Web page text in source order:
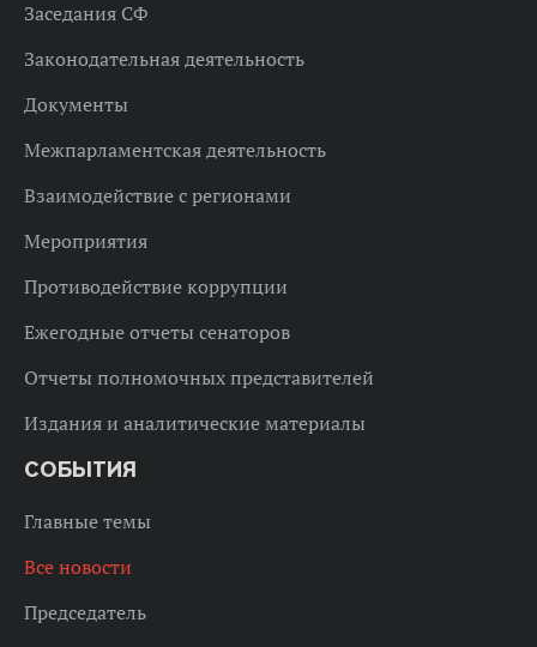
Заседания СФ
Законодательная деятельность
Документы
Межпарламентская деятельность
Взаимодействие с регионами
Мероприятия
Противодействие коррупции
Ежегодные отчеты сенаторов
Отчеты полномочных представителей
Издания и аналитические материалы
СОБЫТИЯ
Главные темы
Все новости
Председатель